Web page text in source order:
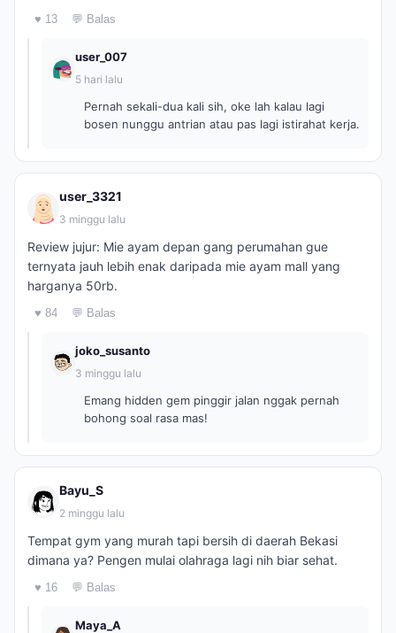
♥ 13 💬 Balas
user_007
5 hari lalu
Pernah sekali-dua kali sih, oke lah kalau lagi
bosen nunggu antrian atau pas lagi istirahat kerja.
user_3321
3 minggu lalu
Review jujur: Mie ayam depan gang perumahan gue
ternyata jauh lebih enak daripada mie ayam mall yang
harganya 50rb.
♥ 84 💬 Balas
joko_susanto
3 minggu lalu
Emang hidden gem pinggir jalan nggak pernah
bohong soal rasa mas!
Bayu_S
2 minggu lalu
Tempat gym yang murah tapi bersih di daerah Bekasi
dimana ya? Pengen mulai olahraga lagi nih biar sehat.
♥ 16 💬 Balas
Maya_A